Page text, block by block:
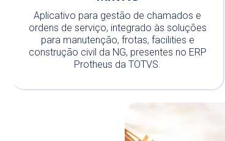
Aplicativo para gestão de chamados e
ordens de serviço, integrado às soluções
para manutenção, frotas, facilities e
construção civil da NG, presentes no ERP
Protheus da TOTVS.